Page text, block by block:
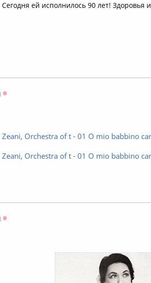
Сегодня ей исполнилось 90 лет! Здоровья
Orchestra of t - 01 O mio babbino
Orchestra of t - 01 O mio babbino